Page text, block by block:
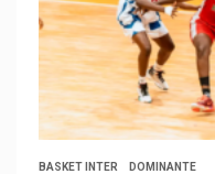
BASKET INTER DOMINANTE